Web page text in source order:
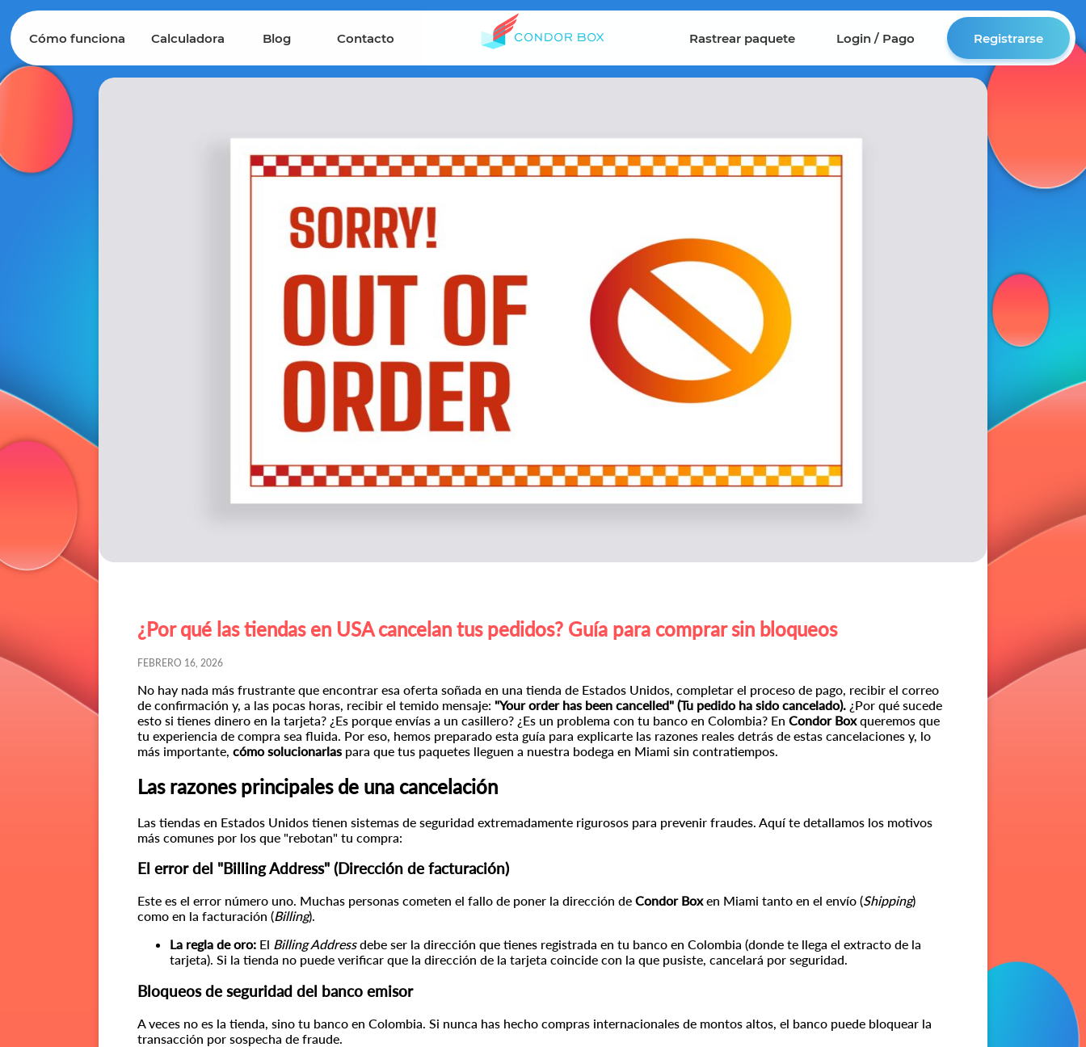
Cómo funciona Calculadora Blog Contacto Rastrear paquete Login / Pago Registrarse
¿Por qué las tiendas en USA cancelan tus pedidos? Guía para comprar sin bloqueos
FEBRERO 16, 2026
No hay nada más frustrante que encontrar esa oferta soñada en una tienda de Estados Unidos, completar el proceso de pago, recibir el correo
de confirmación y, a las pocas horas, recibir el temido mensaje: "Your order has been cancelled" (Tu pedido ha sido cancelado). ¿Por qué sucede
esto si tienes dinero en la tarjeta? ¿Es porque envías a un casillero? ¿Es un problema con tu banco en Colombia? En Condor Boxqueremos que
tu experiencia de compra sea fluida. Por eso, hemos preparado esta guía para explicarte las razones reales detrás de estas cancelaciones y, lo
más importante, cómo solucionarlas para que tus paquetes lleguen a nuestra bodega en Miami sin contratiempos.
Las razones principales de una cancelación
Las tiendas en Estados Unidos tienen sistemas de seguridad extremadamente rigurosos para prevenir fraudes. Aquí te detallamos los motivos
más comunes por los que "rebotan" tu compra:
El error del "Billing Address" (Dirección de facturación)
Este es el error número uno. Muchas personas cometen el fallo de poner la dirección de Condor Boxen Miami tanto en el envío (Shipping)
como en la facturación (Billing).
La regla de oro: El Billing Addressdebe ser la dirección que tienes registrada en tu banco en Colombia (donde te llega el extracto de la
tarjeta). Si la tienda no puede verificar que la dirección de la tarjeta coincide con la que pusiste, cancelará por seguridad.
Bloqueos de seguridad del banco emisor
A veces no es la tienda, sino tu banco en Colombia. Si nunca has hecho compras internacionales de montos altos, el banco puede bloquear la
transacción por sospecha de fraude.